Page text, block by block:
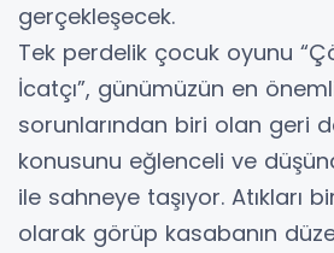
gerçekleşecek.
Tek perdelik çocuk oyunu
İcatçı”, günümüzün en
sorunlarından biri olan geri
konusunu eğlenceli ve
ile sahneye taşıyor. Atıkları
olarak görüp kasabanın